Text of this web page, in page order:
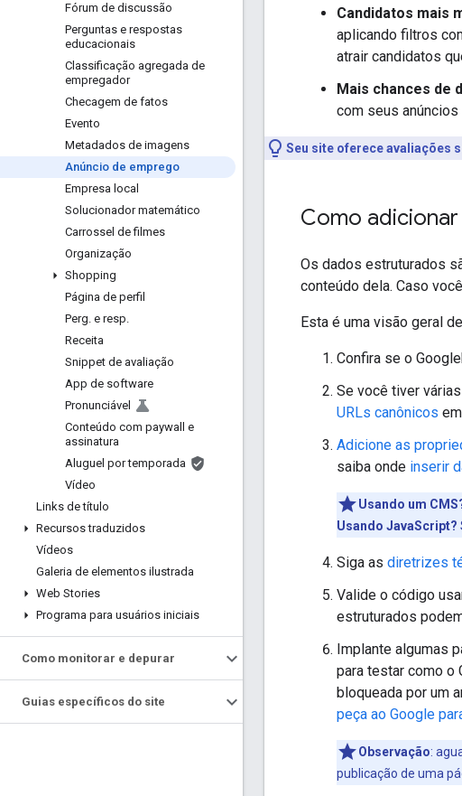
Fórum de discussão
Perguntas e respostas
educacionais
Classificação agregada de
empregador
Checagem de fatos
Evento
Metadados de imagens
Anúncio de emprego
Empresa local
Solucionador matemático
Carrossel de filmes
Organização
Shopping
Página de perfil
Perg. e resp.
Receita
Snippet de avaliação
App de software
Pronunciável
Conteúdo com paywall e
assinatura
Aluguel por temporada
Vídeo
Links de título
Recursos traduzidos
Vídeos
Galeria de elementos ilustrada
Web Stories
Programa para usuários iniciais
Como monitorar e depurar
Guias específicos do site
Candidatos mais
aplicando filtros
atrair candidatos
Mais chances de
com seus
Seu site oferece avaliações
Como
Os dados estruturados
conteúdo dela. Caso
Esta é uma visão geral
Confira se o
Se você tiver
URLs canônicos
Adicione as
saiba onde inserir
Usando um
Usando JavaScript?
Siga as diretrizes
Valide o código
estruturados
Implante algumas
para testar como o
bloqueada por um
peça ao Google
Observação:
publicação de uma